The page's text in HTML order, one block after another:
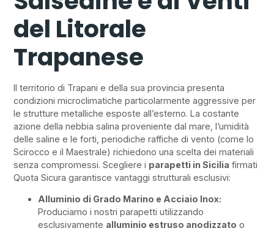
del Litorale
Trapanese
Il territorio di Trapani e della sua provincia presenta
condizioni microclimatiche particolarmente aggressive per
le strutture metalliche esposte all’esterno. La costante
azione della nebbia salina proveniente dal mare, l’umidità
delle saline e le forti, periodiche raffiche di vento (come lo
Scirocco e il Maestrale) richiedono una scelta dei materiali
senza compromessi. Scegliere i parapetti in Sicilia firmati
Quota Sicura garantisce vantaggi strutturali esclusivi:
Alluminio di Grado Marino e Acciaio Inox:
Produciamo i nostri parapetti utilizzando
esclusivamente alluminio estruso anodizzato o